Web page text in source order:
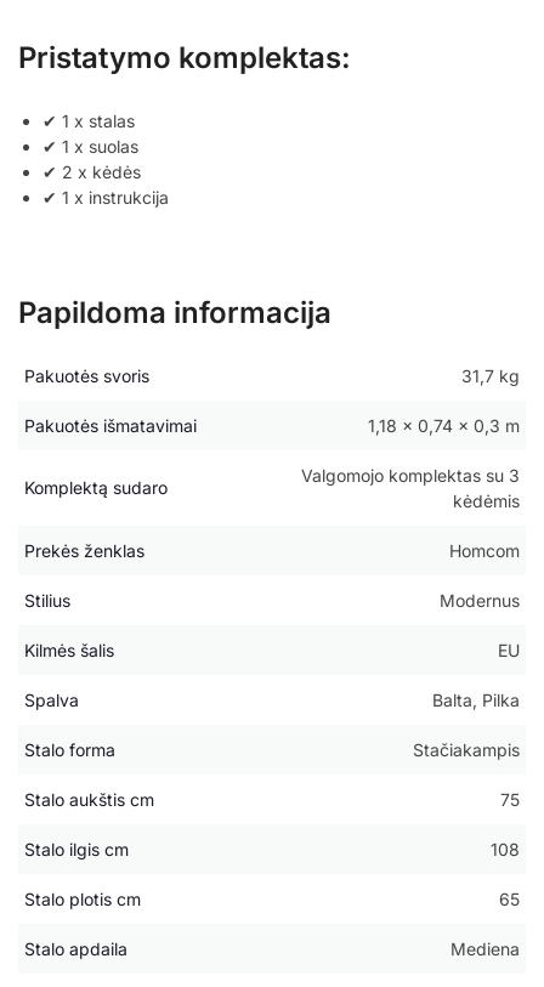
Pristatymo komplektas:
✔ 1 x stalas
✔ 1 x suolas
✔ 2 x kėdės
✔ 1 x instrukcija
Papildoma informacija
Pakuotės svoris 31,7 kg
Pakuotės išmatavimai 1,18 × 0,74 × 0,3 m
Komplektą sudaro
Valgomojo komplektas su 3
kėdėmis
Prekės ženklas Homcom
Stilius Modernus
Kilmės šalis EU
Spalva Balta, Pilka
Stalo forma Stačiakampis
Stalo aukštis cm 75
Stalo ilgis cm 108
Stalo plotis cm 65
Stalo apdaila Mediena